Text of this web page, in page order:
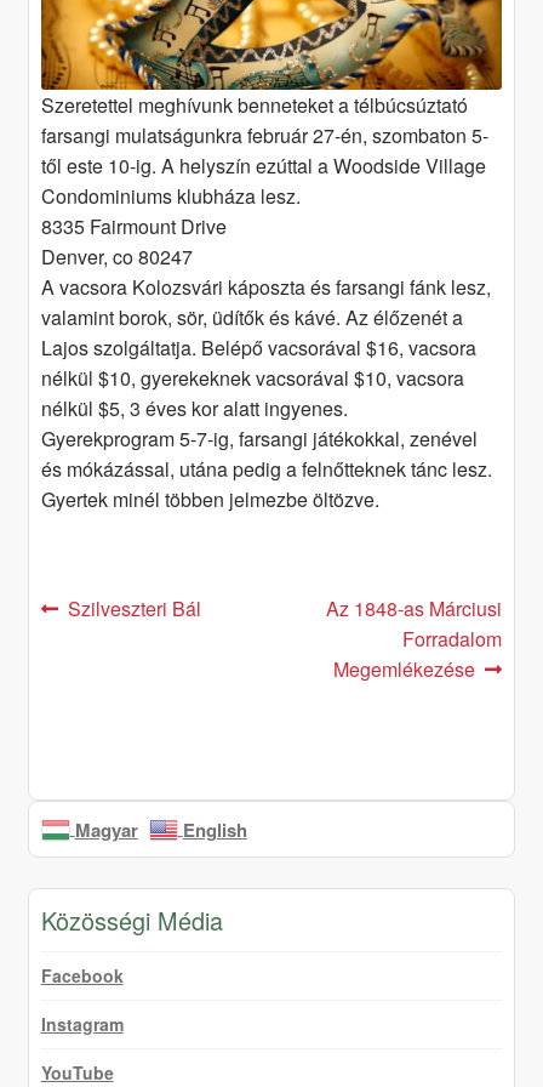
Szeretettel meghívunk benneteket a télbúcsúztató
farsangi mulatságunkra február 27-én, szombaton 5-
től este 10-ig. A helyszín ezúttal a Woodside Village
Condominiums klubháza lesz.
8335 Fairmount Drive
Denver, co 80247
A vacsora Kolozsvári káposzta és farsangi fánk lesz,
valamint borok, sör, üdítők és kávé. Az élőzenét a
Lajos szolgáltatja. Belépő vacsorával $16, vacsora
nélkül $10, gyerekeknek vacsorával $10, vacsora
nélkül $5, 3 éves kor alatt ingyenes.
Gyerekprogram 5-7-ig, farsangi játékokkal, zenével
és mókázással, utána pedig a felnőtteknek tánc lesz.
Gyertek minél többen jelmezbe öltözve.
Post
Previous
Szilveszteri Bál
Next
Az 1848-as Márciusi
Forradalom
Megemlékezése
Magyar English
Közösségi Média
Facebook
Instagram
YouTube